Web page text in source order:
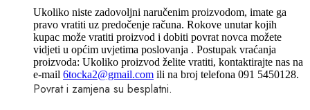
Ukoliko niste zadovoljni naručenim proizvodom, imate ga
pravo vratiti uz predočenje računa. Rokove unutar kojih
kupac može vratiti proizvod i dobiti povrat novca možete
vidjeti u općim uvjetima poslovanja . Postupak vraćanja
proizvoda: Ukoliko proizvod želite vratiti, kontaktirajte nas na
e-mail 6tocka2@gmail.com ili na broj telefona 091 5450128.
Povrat i zamjena su besplatni.